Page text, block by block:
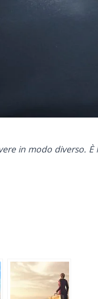
in modo diverso.